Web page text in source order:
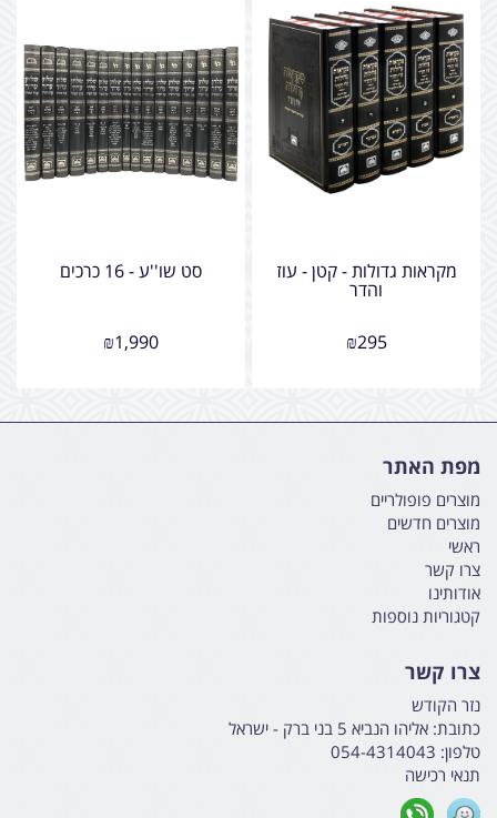
מקראות גדולות - קטן - עוז
והדר
₪295
סט שו''ע - 16 כרכים
₪1,990
מפת האתר
מוצרים פופולריים
מוצרים חדשים
ראשי
צרו קשר
אודותינו
קטגוריות נוספות
צרו קשר
נזר הקודש
כתובת: אליהו הנביא 5 בני ברק - ישראל
טלפון: 054-4314043
תנאי רכישה